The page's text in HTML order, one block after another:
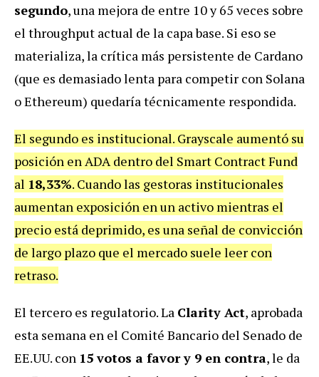
segundo, una mejora de entre 10 y 65 veces sobre
el throughput actual de la capa base. Si eso se
materializa, la crítica más persistente de Cardano
(que es demasiado lenta para competir con Solana
o Ethereum) quedaría técnicamente respondida.
El segundo es institucional. Grayscale aumentó su
posición en ADA dentro del Smart Contract Fund
al 18,33%. Cuando las gestoras institucionales
aumentan exposición en un activo mientras el
precio está deprimido, es una señal de convicción
de largo plazo que el mercado suele leer con
retraso.
El tercero es regulatorio. La Clarity Act, aprobada
esta semana en el Comité Bancario del Senado de
EE.UU. con 15 votos a favor y 9 en contra, le da